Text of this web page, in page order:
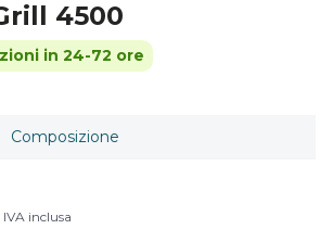
4500
in 24-72 ore
Composizione
IVA inclusa